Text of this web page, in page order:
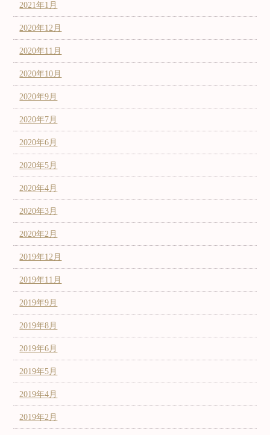
2021年1月
2020年12月
2020年11月
2020年10月
2020年9月
2020年7月
2020年6月
2020年5月
2020年4月
2020年3月
2020年2月
2019年12月
2019年11月
2019年9月
2019年8月
2019年6月
2019年5月
2019年4月
2019年2月